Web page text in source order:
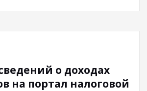
о доходах
на портал налоговой